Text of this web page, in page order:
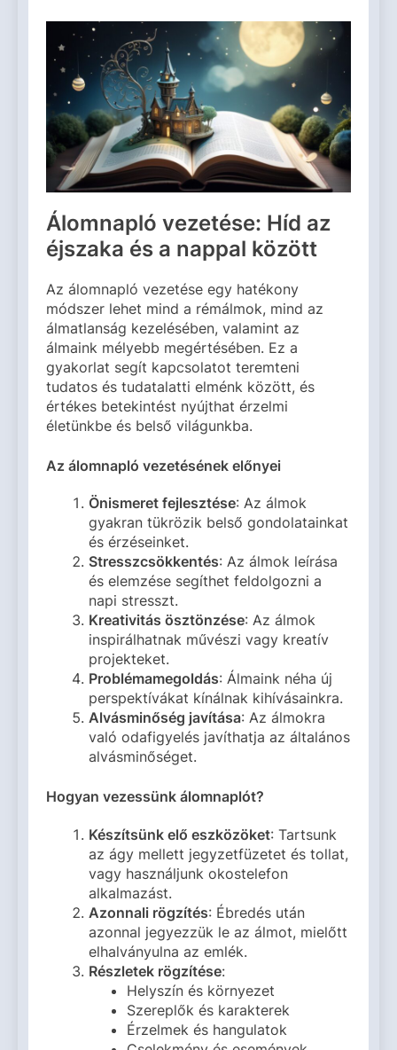
Álomnapló vezetése: Híd az
éjszaka és a nappal között
Az álomnapló vezetése egy hatékony
módszer lehet mind a rémálmok, mind az
álmatlanság kezelésében, valamint az
álmaink mélyebb megértésében. Ez a
gyakorlat segít kapcsolatot teremteni
tudatos és tudatalatti elménk között, és
értékes betekintést nyújthat érzelmi
életünkbe és belső világunkba.
Az álomnapló vezetésének előnyei
Önismeret fejlesztése: Az álmok
gyakran tükrözik belső gondolatainkat
és érzéseinket.
Stresszcsökkentés: Az álmok leírása
és elemzése segíthet feldolgozni a
napi stresszt.
Kreativitás ösztönzése: Az álmok
inspirálhatnak művészi vagy kreatív
projekteket.
Problémamegoldás: Álmaink néha új
perspektívákat kínálnak kihívásainkra.
Alvásminőség javítása: Az álmokra
való odafigyelés javíthatja az általános
alvásminőséget.
Hogyan vezessünk álomnaplót?
Készítsünk elő eszközöket: Tartsunk
az ágy mellett jegyzetfüzetet és tollat,
vagy használjunk okostelefon
alkalmazást.
Azonnali rögzítés: Ébredés után
azonnal jegyezzük le az álmot, mielőtt
elhalványulna az emlék.
Részletek rögzítése:
Helyszín és környezet
Szereplők és karakterek
Érzelmek és hangulatok